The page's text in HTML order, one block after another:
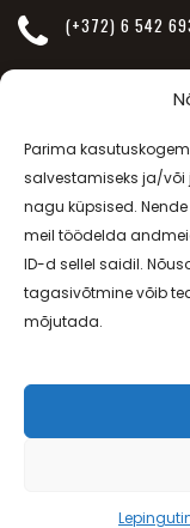
Parima
salvestamiseks ja/või
nagu küpsised.
meil töödelda
ID-d sellel saidil.
tagasivõtmine võib
mõjutada.
(+372) 6 542
SÕPRUSE
E-R - 08.00-
Lepingutingimused
Minu Ilusalong © 2018.